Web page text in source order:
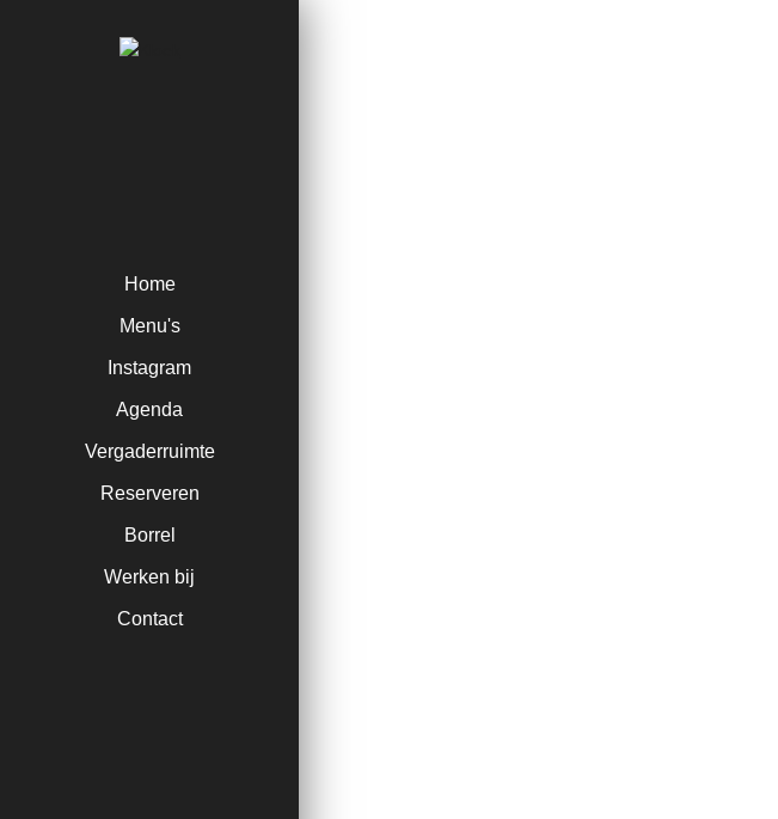
Home
Menu's
Instagram
Agenda
Vergaderruimte
Reserveren
Borrel
Werken bij
Contact